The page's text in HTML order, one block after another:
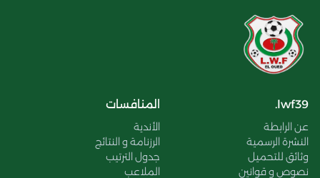
lwf39.
عن الرابطة
النشرة الرسمية
وثائق للتحميل
نصوص و قوانين
المنافسات
الأندية
الرزنامة و النتائج
جدول الترتيب
الملاعب